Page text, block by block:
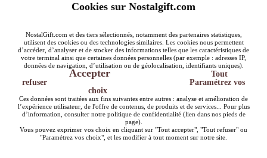
Cookies sur Nostalgift.com
NostalGift.com et des tiers sélectionnés, notamment des partenaires statistiques,
utilisent des cookies ou des technologies similaires. Les cookies nous permettent
d’accéder, d’analyser et de stocker des informations telles que les caractéristiques de
votre terminal ainsi que certaines données personnelles (par exemple : adresses IP,
données de navigation, d’utilisation ou de géolocalisation, identifiants uniques).
Accepter
Tout
refuser
Paramétrez vos
choix
Ces données sont traitées aux fins suivantes entre autres : analyse et amélioration de
l’expérience utilisateur, de l'offre de contenus, de produits et de services... Pour plus
d’information, consulter notre politique de confidentialité (lien dans nos pieds de
page).
Vous pouvez exprimer vos choix en cliquant sur "Tout accepter", "Tout refuser" ou
"Paramétrez vos choix", et les modifier à tout moment sur notre site.